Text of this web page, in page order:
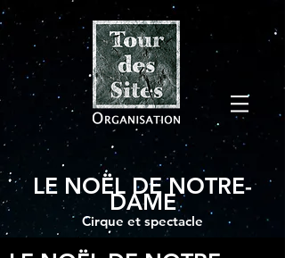
LE NOËL DE NOTRE-
DAME
Cirque et spectacle